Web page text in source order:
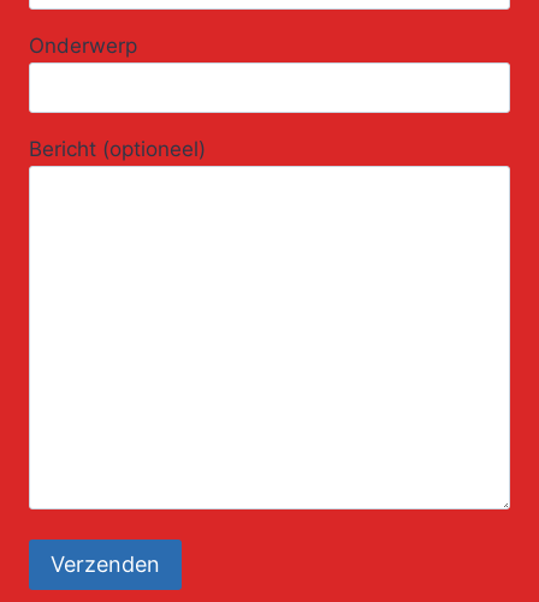
Onderwerp
Bericht (optioneel)